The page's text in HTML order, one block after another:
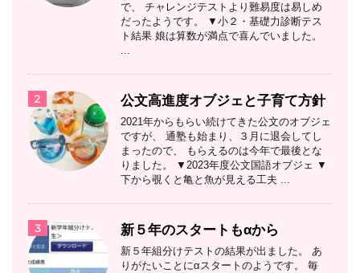
で、 チャレンジテストより難易度は易しめ
だったようです。 ▼小２・基礎力診断テス
ト結果 娘は算数が満点で喜んでいました。
...
2 公文高進度オブジェと子育て方針
2021年からもらい続けてきた公文のオブジェ
ですが、 通塾も始まり、３月に退会してし
まったので、 もらえるのは今年で最後とな
りました。 ▼2023年度公文国語オブジェ ▼
下から覗くと亀と魚が見える工夫 ...
3 新５年のスタートもαから
新５年組分けテストの結果が出ました。 あ
りがたいことにαスタートのようです。 毎